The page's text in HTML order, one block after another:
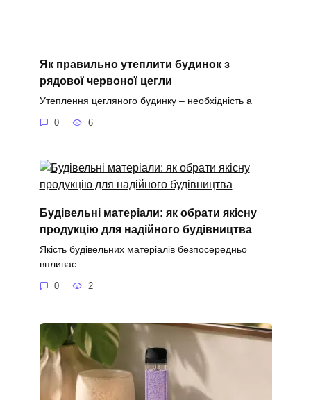
Як правильно утеплити будинок з
рядової червоної цегли
Утеплення цегляного будинку – необхідність а
0 6
Будівельні матеріали: як обрати якісну
продукцію для надійного будівництва
Якість будівельних матеріалів безпосередньо
впливає
0 2